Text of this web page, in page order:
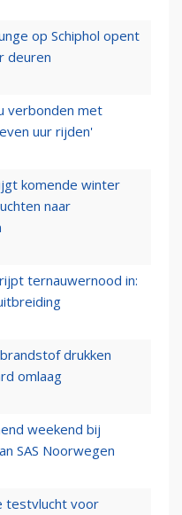
op Schiphol opent
deuren
verbonden met
uur rijden'
komende winter
naar
ternauwernood in:
drukken
omlaag
weekend bij
SAS Noorwegen
testvlucht voor